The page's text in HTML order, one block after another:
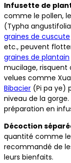
Infusette de
comme le pollen,
(Typha
graines de cuscute
etc., peuvent
graines de plantain
mucilage, risquent
velues comme
Bibacier (Pi pa ye)
niveau de la
préparation en
Décoction
quantité comme le
recommandé de
leurs bienfaits.